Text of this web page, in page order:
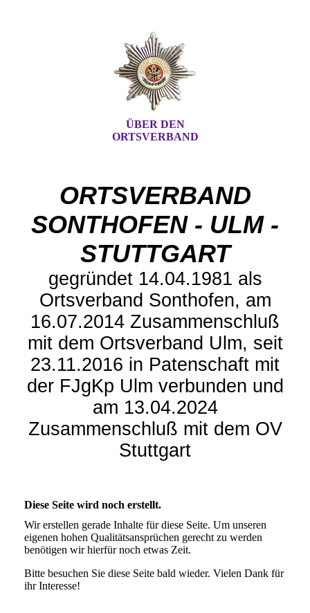
ÜBER DEN
ORTSVERBAND
ORTSVERBAND
SONTHOFEN - ULM -
STUTTGART
gegründet 14.04.1981 als
Ortsverband Sonthofen, am
16.07.2014 Zusammenschluß
mit dem Ortsverband Ulm, seit
23.11.2016 in Patenschaft mit
der FJgKp Ulm verbunden und
am 13.04.2024
Zusammenschluß mit dem OV
Stuttgart
Diese Seite wird noch erstellt.
Wir erstellen gerade Inhalte für diese Seite. Um unseren
eigenen hohen Qualitätsansprüchen gerecht zu werden
benötigen wir hierfür noch etwas Zeit.
Bitte besuchen Sie diese Seite bald wieder. Vielen Dank für
ihr Interesse!